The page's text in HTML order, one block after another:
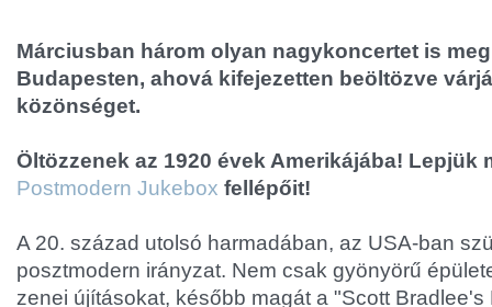
Márciusban három olyan nagykoncertet is
Budapesten, ahová kifejezetten beöltözve
közönséget.
Öltözzenek az 1920 évek Amerikájába! Lepjük
Postmodern Jukebox fellépőit!
A 20. század utolsó harmadában, az USA-ban
posztmodern irányzat. Nem csak gyönyörű
zenei újításokat, később magát a "Scott Bradlee's